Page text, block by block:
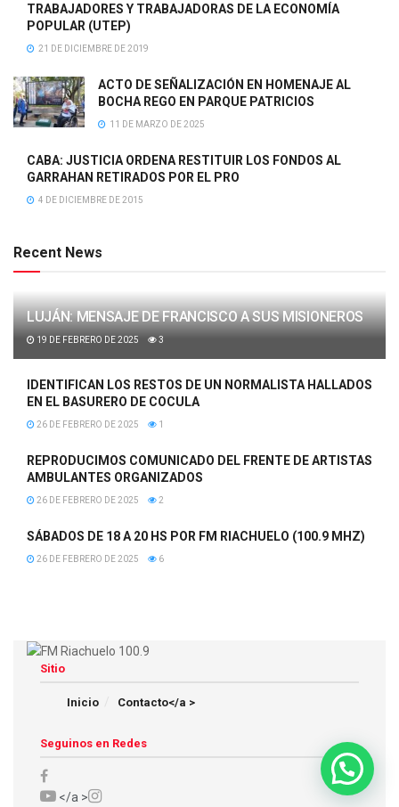
TRABAJADORES Y TRABAJADORAS DE LA ECONOMÍA
POPULAR (UTEP)
21 DE DICIEMBRE DE 2019
ACTO DE SEÑALIZACIÓN EN HOMENAJE AL
BOCHA REGO EN PARQUE PATRICIOS
11 DE MARZO DE 2025
CABA: JUSTICIA ORDENA RESTITUIR LOS FONDOS AL
GARRAHAN RETIRADOS POR EL PRO
4 DE DICIEMBRE DE 2015
Recent News
LUJÁN: MENSAJE DE FRANCISCO A SUS MISIONEROS
19 DE FEBRERO DE 2025 3
IDENTIFICAN LOS RESTOS DE UN NORMALISTA HALLADOS
EN EL BASURERO DE COCULA
26 DE FEBRERO DE 2025 1
REPRODUCIMOS COMUNICADO DEL FRENTE DE ARTISTAS
AMBULANTES ORGANIZADOS
26 DE FEBRERO DE 2025 2
SÁBADOS DE 18 A 20 HS POR FM RIACHUELO (100.9 MHZ)
26 DE FEBRERO DE 2025 6
Sitio
Inicio Contacto</a >
Seguinos en Redes
</a >